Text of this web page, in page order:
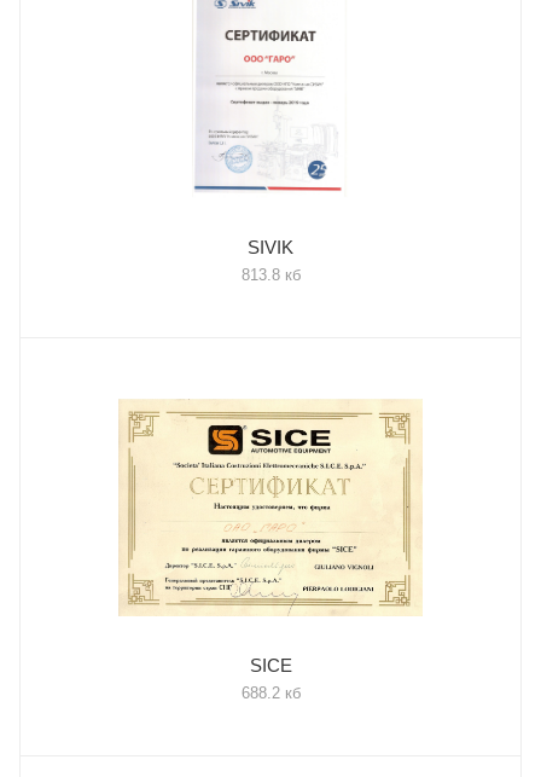
SIVIK
813.8 кб
SICE
688.2 кб